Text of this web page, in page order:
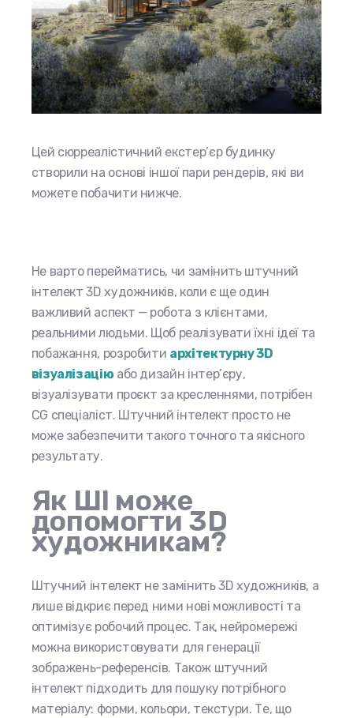
Цей сюрреалістичний екстер’єр будинку
створили на основі іншої пари рендерів, які ви
можете побачити нижче.
Не варто перейматись, чи замінить штучний
інтелект 3D художників, коли є ще один
важливий аспект — робота з клієнтами,
реальними людьми. Щоб реалізувати їхні ідеї та
побажання, розробити архітектурну 3D
візуалізацію або дизайн інтер’єру,
візуалізувати проєкт за кресленнями, потрібен
CG спеціаліст. Штучний інтелект просто не
може забезпечити такого точного та якісного
результату.
Як ШІ може
допомогти 3D
художникам?
Штучний інтелект не замінить 3D художників, а
лише відкриє перед ними нові можливості та
оптимізує робочий процес. Так, нейромережі
можна використовувати для генерації
зображень-референсів. Також штучний
інтелект підходить для пошуку потрібного
матеріалу: форми, кольори, текстури. Те, що